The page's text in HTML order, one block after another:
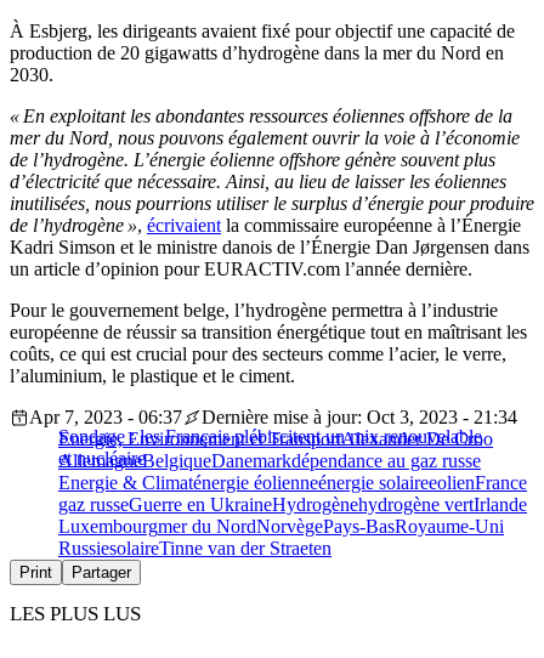
À Esbjerg, les dirigeants avaient fixé pour objectif une capacité de
production de 20 gigawatts d’hydrogène dans la mer du Nord en
2030.
« En exploitant les abondantes ressources éoliennes offshore de la
mer du Nord, nous pouvons également ouvrir la voie à l’économie
de l’hydrogène. L’énergie éolienne offshore génère souvent plus
d’électricité que nécessaire. Ainsi, au lieu de laisser les éoliennes
inutilisées, nous pourrions utiliser le surplus d’énergie pour produire
de l’hydrogène », écrivaient la commissaire européenne à l’Énergie
Kadri Simson et le ministre danois de l’Énergie Dan Jørgensen dans
un article d’opinion pour EURACTIV.com l’année dernière.
Pour le gouvernement belge, l’hydrogène permettra à l’industrie
européenne de réussir sa transition énergétique tout en maîtrisant les
coûts, ce qui est crucial pour des secteurs comme l’acier, le verre,
l’aluminium, le plastique et le ciment.
Sondage : les Français plébiscitent un mix renouvelable
et nucléaire
Apr 7, 2023 - 06:37
Dernière mise à jour: Oct 3, 2023 - 21:34
Energie, Environnement et TransportAlexander De Croo
AllemagneBelgiqueDanemarkdépendance au gaz russe
Energie & Climaténergie éolienneénergie solaireeolienFrance
gaz russeGuerre en UkraineHydrogènehydrogène vertIrlande
Luxembourgmer du NordNorvègePays-BasRoyaume-Uni
RussiesolaireTinne van der Straeten
Print Partager
LES PLUS LUS